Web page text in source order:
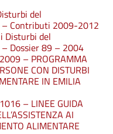
del
Contributi 2009-2012
Disturbi del
Dossier 89 – 2004
– PROGRAMMA
CON DISTURBI
IN EMILIA
– LINEE GUIDA
AI
ALIMENTARE